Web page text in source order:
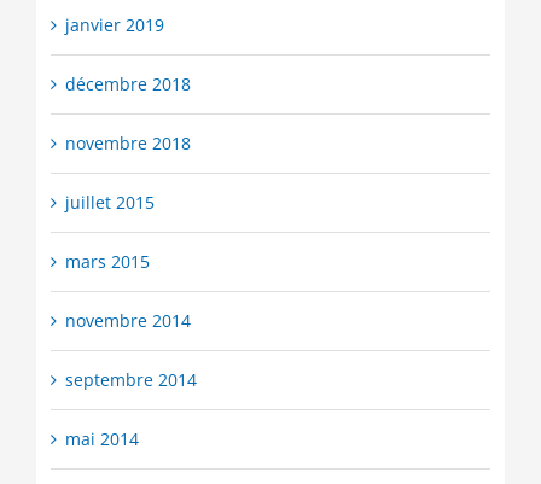
janvier 2019
décembre 2018
novembre 2018
juillet 2015
mars 2015
novembre 2014
septembre 2014
mai 2014